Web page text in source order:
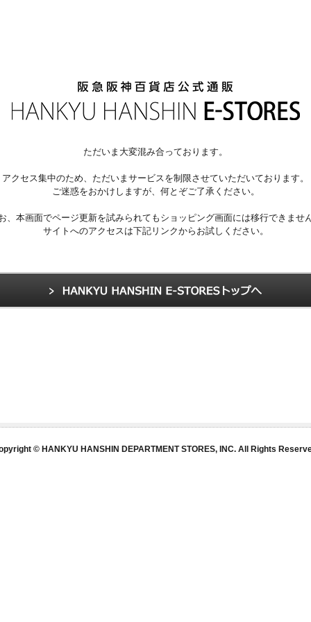
ただいま大変混み合っております。
アクセス集中のため、ただいまサービスを制限させていただいております。
ご迷惑をおかけしますが、何とぞご了承ください。
、本画面でページ更新を試みられてもショッピング画面には移行できませ
サイトへのアクセスは下記リンクからお試しください。
© HANKYU HANSHIN DEPARTMENT STORES, INC. All Rights